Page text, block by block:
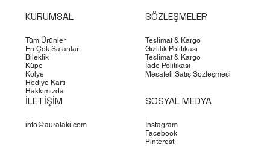
KURUMSAL
Tüm Ürünler
En Çok Satanlar
Bileklik
Küpe
Kolye
Hediye Kartı
Hakkımızda
SÖZLEŞMELER
Teslimat & Kargo
Gizlilik Politikası
Teslimat & Kargo
İade Politikası
Mesafeli Satış Sözleşmesi
İLETİŞİM
info@aurataki.com
SOSYAL MEDYA
Instagram
Facebook
Pinterest